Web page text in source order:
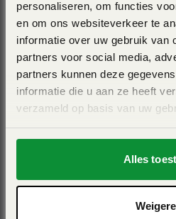
personaliseren, om functies
en om ons websiteverkeer te
informatie over uw gebruik van
partners voor social media,
partners kunnen deze
informatie die u aan ze heeft
verzameld op basis van uw
Alles
met de frees, hoe sneller de
wordt de bodem verkruimeld.
Inwerken plantenresten
De frees werkt de
en zorgt ervoor dat de grond los
niet aangetast wordt. Zo
tussenvruchten of grasland
Werkbreedte 3m - robuust -